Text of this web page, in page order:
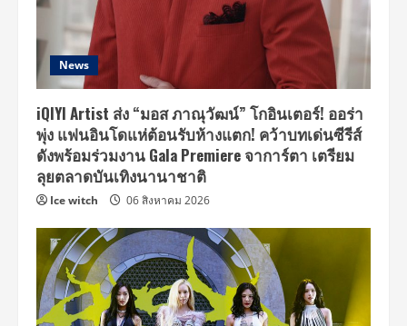
News
iQIYI Artist ส่ง “มอส ภาณุวัฒน์” โกอินเตอร์! ออร่า
พุ่ง แฟนอินโดแห่ต้อนรับห้างแตก! คว้าบทเด่นซีรีส์
ดังพร้อมร่วมงาน Gala Premiere จาการ์ตา เตรียม
ลุยตลาดบันเทิงนานาชาติ
Ice witch 06 สิงหาคม 2026